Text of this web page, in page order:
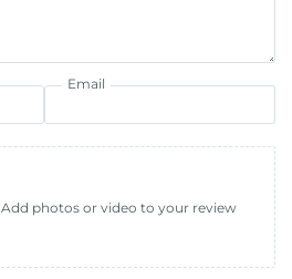
Email
Add photos or video to your review